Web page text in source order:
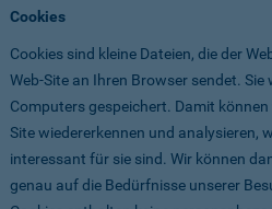
Cookies
Cookies sind kleine Dateien, die der
Web-Site an Ihren Browser sendet.
Computers gespeichert. Damit
Site wiedererkennen und analysieren,
interessant für sie sind. Wir können
genau auf die Bedürfnisse unserer